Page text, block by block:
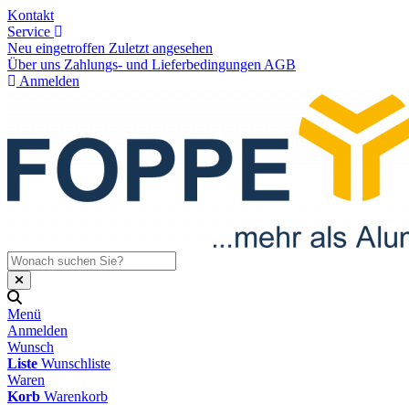
Kontakt
Service
Neu eingetroffen Zuletzt angesehen
Über uns Zahlungs- und Lieferbedingungen AGB
Anmelden
Menü
Anmelden
Wunsch
Liste Wunschliste
Waren
Korb Warenkorb